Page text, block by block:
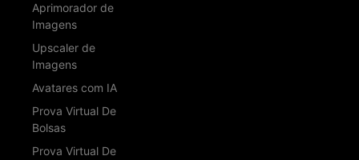
Aprimorador de
Imagens
Upscaler de
Imagens
Avatares com IA
Prova Virtual De
Bolsas
Prova Virtual De